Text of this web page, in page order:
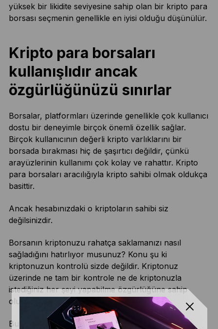
yüksek bir likidite seviyesine sahip olan bir kripto para
borsası seçmenin genellikle en iyisi olduğu düşünülür.
Kripto para borsaları
kullanışlıdır ancak
özgürlüğünüzü sınırlar
Borsalar, platformları üzerinde genellikle çok kullanıcı
dostu bir deneyimle birçok önemli özellik sağlar.
Birçok kullanıcının değerli kripto varlıklarını bir
borsada bırakması hiç de şaşırtıcı değildir, çünkü
arayüzlerinin kullanımı çok kolay ve rahattır. Kripto
para borsaları aracılığıyla kripto sahibi olmak oldukça
basittir.
Ancak hesabınızdaki o kriptoların sahibi siz
değilsinizdir.
Borsanın kriptonuzu rahatça saklamanızı nasıl
sağladığını hatırlıyor musunuz? Konu şu ki
kriptonuzun kontrolü sizde değildir. Kriptonuz
üzerinde ne tam bir kontrole ne de kriptonuzla
istediğiniz her şeyi yapabilme özgürlüğüne sahip
olursunuz; bu özgürlük borsaya aittir.
Bu nedenle de borsa kripto faaliyetlerinize belirli